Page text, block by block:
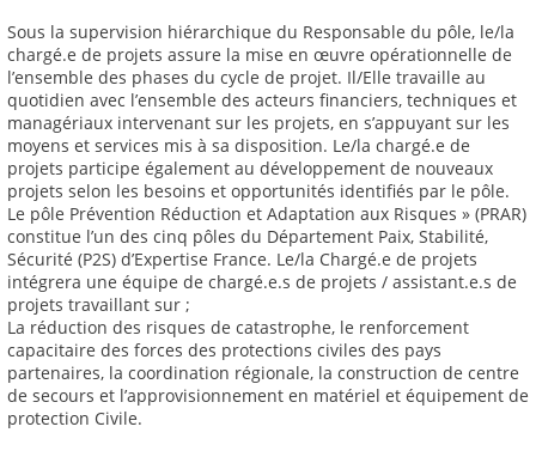
Sous la supervision hiérarchique du Responsable du pôle, le/la
chargé.e de projets assure la mise en œuvre opérationnelle de
l’ensemble des phases du cycle de projet. Il/Elle travaille au
quotidien avec l’ensemble des acteurs financiers, techniques et
managériaux intervenant sur les projets, en s’appuyant sur les
moyens et services mis à sa disposition. Le/la chargé.e de
projets participe également au développement de nouveaux
projets selon les besoins et opportunités identifiés par le pôle.
Le pôle Prévention Réduction et Adaptation aux Risques » (PRAR)
constitue l’un des cinq pôles du Département Paix, Stabilité,
Sécurité (P2S) d’Expertise France. Le/la Chargé.e de projets
intégrera une équipe de chargé.e.s de projets / assistant.e.s de
projets travaillant sur ;
La réduction des risques de catastrophe, le renforcement
capacitaire des forces des protections civiles des pays
partenaires, la coordination régionale, la construction de centre
de secours et l’approvisionnement en matériel et équipement de
protection Civile.